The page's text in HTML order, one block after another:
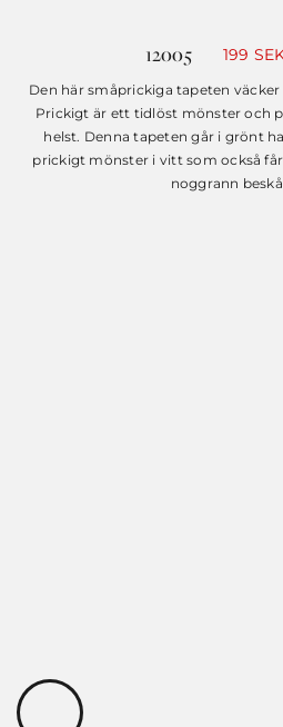
12005
Det
priset
var:
599
199
Det
priset
är:
199
Den här småprickiga tapeten
Prickigt är ett tidlöst mönster och
helst. Denna tapeten går i grönt
prickigt mönster i vitt som också
noggrann